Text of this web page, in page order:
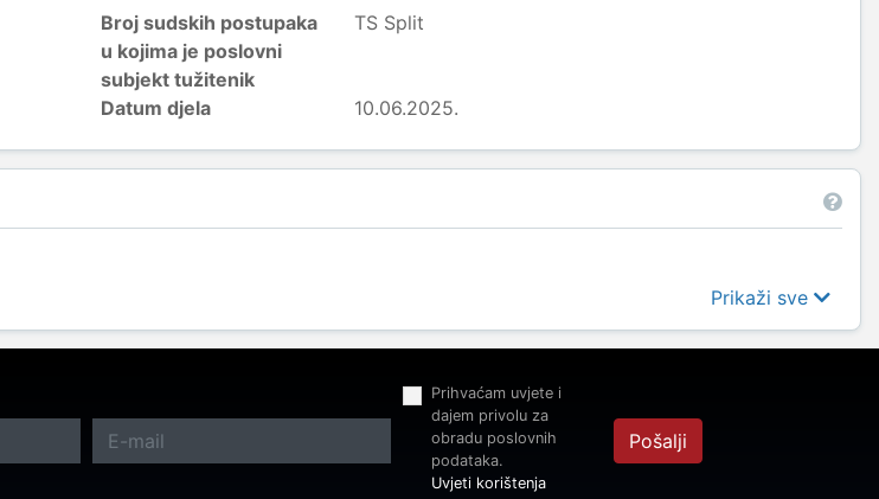
Broj sudskih postupaka
u kojima je poslovni
subjekt tužitenik
TS Split
Datum djela 10.06.2025.
Prikaži sve
Prihvaćam uvjete i
dajem privolu za
obradu poslovnih
podataka.
Uvjeti korištenja
Pošalji